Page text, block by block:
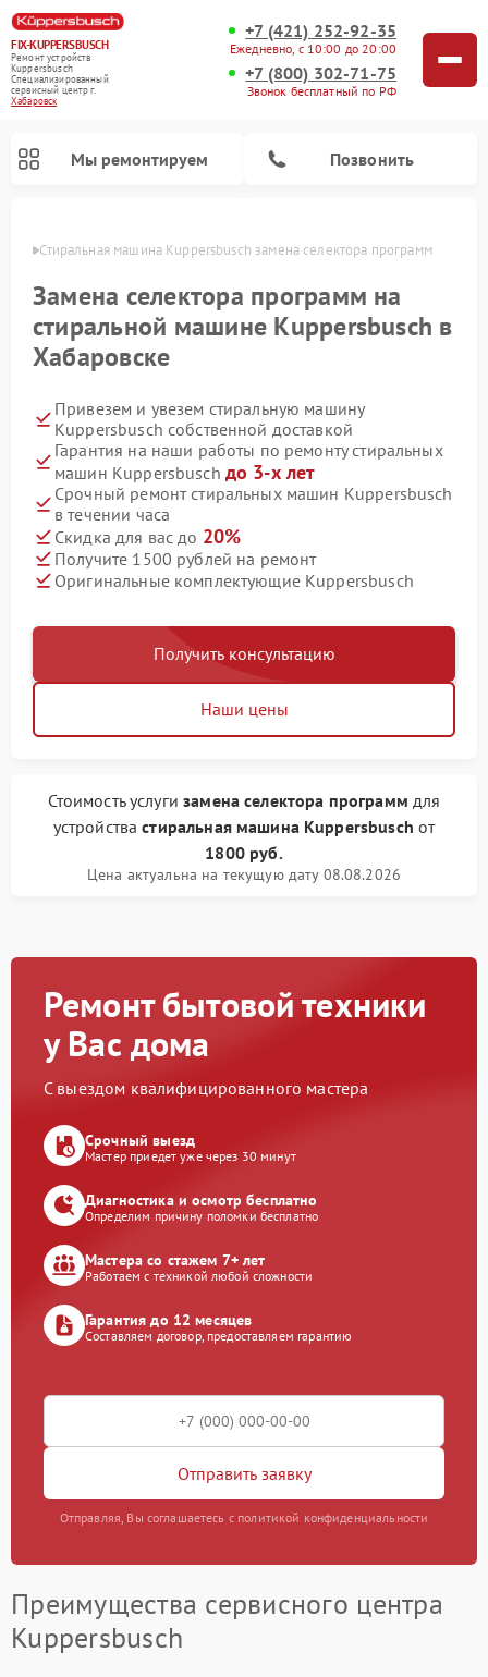
FIX-KUPPERSBUSCH
Ремонт устройств
Kuppersbusch
Специализированный
cервисный центр г.
Хабаровск
+7 (421) 252-92-35
Ежедневно, с 10:00 до 20:00
+7 (800) 302-71-75
Звонок бесплатный по РФ
Мы ремонтируем Позвонить
Стиральная машина Kuppersbusch замена селектора программ
Замена селектора программ на
стиральной машине Kuppersbusch в
Хабаровске
Привезем и увезем стиральную машину
Kuppersbusch собственной доставкой
Гарантия на наши работы по ремонту стиральных
машин Kuppersbusch до 3-х лет
Срочный ремонт стиральных машин Kuppersbusch
в течении часа
Скидка для вас до 20%
Получите 1500 рублей на ремонт
Оригинальные комплектующие Kuppersbusch
Получить консультацию
Наши цены
Стоимость услугизамена селектора программ для
устройствастиральная машина Kuppersbusch от
1800 руб.
Цена актуальна на текущую дату 08.08.2026
Ремонт бытовой техники
у Вас дома
С выездом квалифицированного мастера
Срочный выезд
Мастер приедет уже через 30 минут
Диагностика и осмотр бесплатно
Определим причину поломки бесплатно
Мастера со стажем 7+ лет
Работаем с техникой любой сложности
Гарантия до 12 месяцев
Составляем договор, предоставляем гарантию
Отправить заявку
Отправляя, Вы соглашаетесь с политикой конфиденциальности
Преимущества сервисного центра
Kuppersbusch